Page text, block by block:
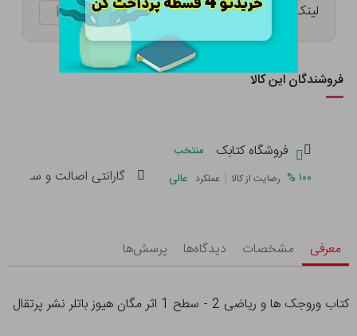
لینک کوتاه: ketabtala.com/sbp-41632
فروشندگان این کالا
فروشگاه کتابک
منتخب
۱۰۰ % رضایت از کالا | عملکرد عالی گارانتی اصالت و سلامت
معرفی مشخصات دیدگاه‌ها پرسش‌ها
کتاب وروجک ها و ریاضی 2 - سطح 1 اثر مگان هیوز باتلر نشر پرتقال